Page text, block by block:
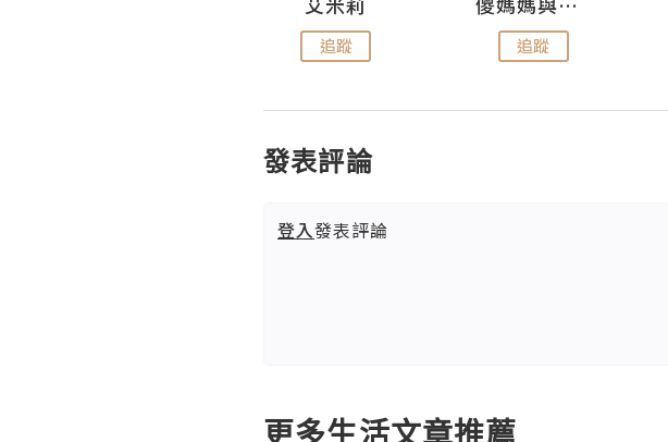
追蹤 追蹤
發表評論
登入發表評論
更多生活文章推薦